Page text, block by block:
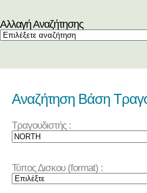
Αλλαγή Αναζήτησης
Αναζήτηση Βάση
Τραγουδιστής :
Τύπος Δισκου (format) :